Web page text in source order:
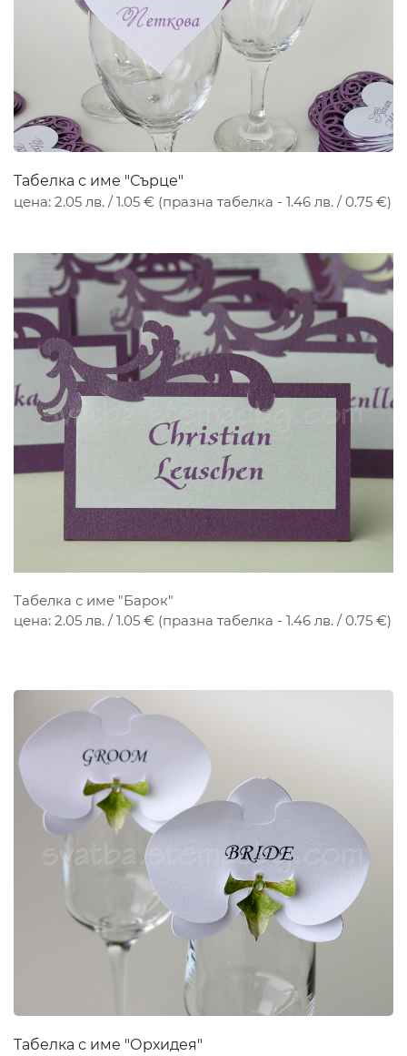
Табелка с име "Сърце"
цена: 2.05 лв. / 1.05 € (празна табелка - 1.46 лв. / 0.75 €)
Табелка с име "Барок"
цена: 2.05 лв. / 1.05 € (празна табелка - 1.46 лв. / 0.75 €)
Табелка с име "Орхидея"